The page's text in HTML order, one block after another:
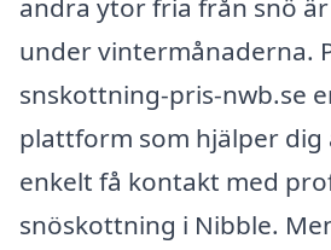
andra ytor fria från snö
under vintermånaderna.
snskottning-pris-nwb.se
plattform som hjälper dig
enkelt få kontakt med
snöskottning i Nibble.